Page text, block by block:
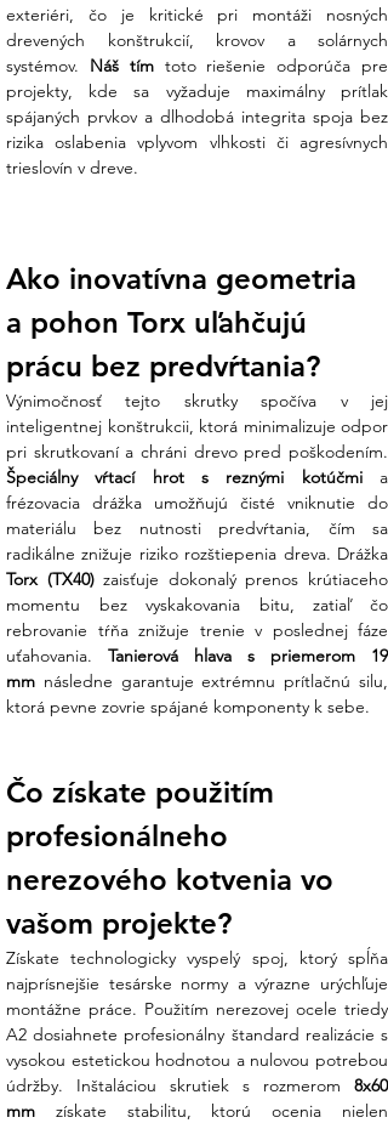
Materiál Nerez A2 (AISI 304)
: Garantuje
absolútnu odolnosť voči hrdzi. Pri
montáži na streche alebo v exteriéri je
použitie nerezu nevyhnutnosťou pre
zachovanie zdravého dreva a integrity
celej konštrukcie.
maximálneho krútiaceho momentu bez
presné skrutkovanie aj do tvrdších
druhov dreva.
Široká tanierová hlava (Ø 20 mm):
Integrovaná podložka v hlave skrutky
zvyšuje upínaciu plochu. Bráni
preniknutiu skrutky do materiálu a
zabezpečuje pevné pritiahnutie
montovaného prvku (napr. hliníkového
držiaka alebo nerezového háku) k
drevenému podkladu.
Agresívny závit pre drevo:
Priemer 8
mm s dĺžkou závitu 50 mm poskytuje
vynikajúcu odolnosť voči vytrhnutiu, čo je
kľúčové pri zabezpečovaní stability
Koniec technickej neistote:
dĺžka 60 mm poskytuje dostatočnú
kotevnú hĺbku pre váš konkrétny projekt?
Náš tím v Ensun vám pomôže preveriť
statické požiadavky a odporučí ideálny
spôsob kotvenia pre vašu bezpečnú
inštaláciu.
Technické dáta:
V Ensun dbáme na to, aby každý spojovací
prvok spĺňal prísne nároky na bezpečnosť a
kvalitu:
exteriéri, čo je kritické pri montáži nosných
drevených konštrukcií, krovov a solárnych
systémov. Náš tím toto riešenie odporúča pre
projekty, kde sa vyžaduje maximálny prítlak
spájaných prvkov a dlhodobá integrita spoja bez
rizika oslabenia vplyvom vlhkosti či agresívnych
trieslovín v dreve.
Ako inovatívna geometria
a pohon Torx uľahčujú
prácu bez predvŕtania?
Výnimočnosť tejto skrutky spočíva v jej
inteligentnej konštrukcii, ktorá minimalizuje odpor
Špeciálny vŕtací hrot s reznými kotúčmi a
frézovacia drážka umožňujú čisté vniknutie do
materiálu bez nutnosti predvŕtania, čím sa
Torx (TX40) zaisťuje dokonalý prenos krútiaceho
momentu bez vyskakovania bitu, zatiaľ čo
rebrovanie tŕňa znižuje trenie v poslednej fáze
uťahovania. Tanierová hlava s priemerom 19
mm následne garantuje extrémnu prítlačnú silu,
ktorá pevne zovrie spájané komponenty k sebe.
Čo získate použitím
profesionálneho
nerezového kotvenia vo
vašom projekte?
Získate technologicky vyspelý spoj, ktorý spĺňa
najprísnejšie tesárske normy a výrazne urýchľuje
montážne práce. Použitím nerezovej ocele triedy
A2 dosiahnete profesionálny štandard realizácie s
vysokou estetickou hodnotou a nulovou potrebou
údržby. Inštaláciou skrutiek s rozmerom 8x60
mm získate stabilitu, ktorú ocenia nielen